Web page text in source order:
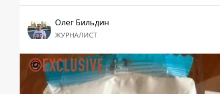
Олег Бильдин
ЖУРНАЛИСТ